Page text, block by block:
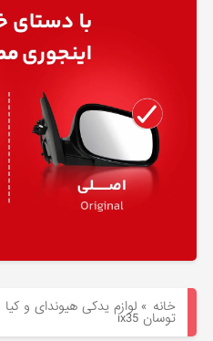
خانه »لوازم یدکی هیوندای و کیا
توسان ix35